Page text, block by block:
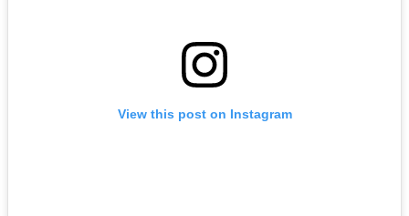
View this post on Instagram